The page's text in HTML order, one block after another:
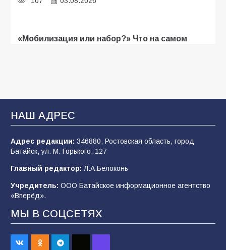
«Мобилизация или набор?» Что на самом
В Батайске продолжаются дорожные работы
100 04.08.2026
после выборов: в Госдуме дали ответ
95 06.08.2026
«Пургу нести — не поля переходить»: почему
заявления о мобилизации — это
пропагандистский вброс
НАШ АДРЕС
Адрес редакции: 346880, Ростовская область, город
Батайск, ул. М. Горького, 127
Главный редактор: Л.А.Белоконь
Учредитель: ООО Батайское информационное агентство
«Вперёд».
МЫ В СОЦСЕТЯХ